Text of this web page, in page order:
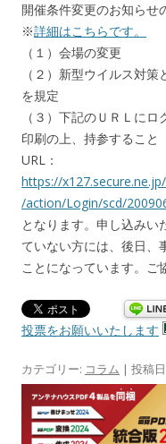
開催条件変更のお知らせ
※詳細はこちらです。
（１）会場の変更
（２）新型ウイルス対
を規定
（３）下記のＵＲＬに
印刷の上、持参すること
URL：
https://
/action/Login/scd/
となります。申し込みい
ていない方には、後日、
ことになっています。ご
投票をお願いいたします
カテゴリー: コラム | 投稿